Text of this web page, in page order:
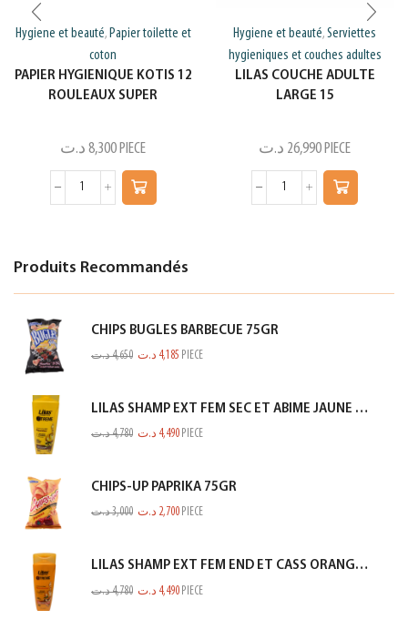
Hygiene et beauté, Papier toilette et
coton
PAPIER HYGIENIQUE KOTIS 12
ROULEAUX SUPER
8,300 د.ت PIECE
Hygiene et beauté,Serviettes
hygieniques et couches adultes
LILAS COUCHE ADULTE
LARGE 15
26,990 د.ت PIECE
Produits Recommandés
CHIPS BUGLES BARBECUE 75GR
4,650د.ت 4,185 د.ت PIECE
LILAS SHAMP EXT FEM SEC ET ABIME JAUNE 350ML
4,780د.ت 4,490 د.ت PIECE
CHIPS-UP PAPRIKA 75GR
3,000د.ت 2,700 د.ت PIECE
LILAS SHAMP EXT FEM END ET CASS ORANGE 350ML
4,780د.ت 4,490 د.ت PIECE